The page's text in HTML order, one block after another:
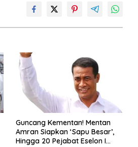
Guncang Kementan! Mentan
Amran Siapkan ‘Sapu Besar’,
Hingga 20 Pejabat Eselon I